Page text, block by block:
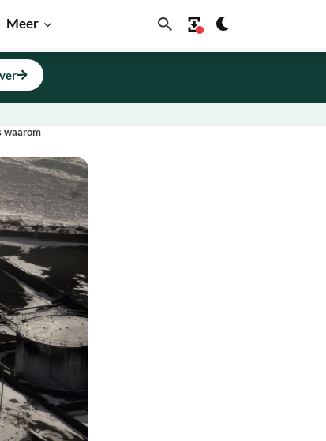
Meer
waarom